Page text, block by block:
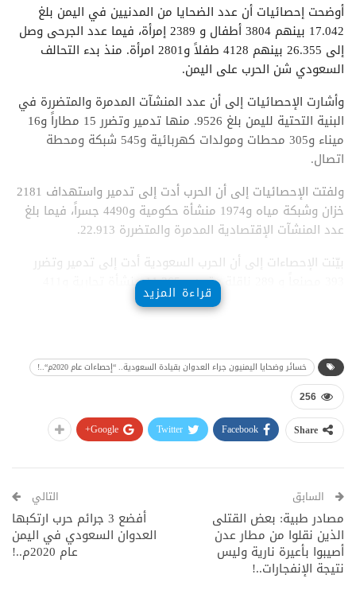
أوضحت إحصائيات أن عدد الضحايا من المدنيين في اليمن بلغ
17.042 بينهم 3804 أطفال و 2389 إمرأة، فيما عدد الجرحى وصل
إلى 26.355 بينهم 4128 طفلاً و2801 امرأة. منذ بدء التحالف
السعودي شن الحرب على اليمن.
وأشارت الإحصائيات إلى أن عدد المنشآت المدمرة والمتضررة في
البنية التحتية لليمن بلغ 9526. منها تدمير وتضرر 15 مطاراً و16
ميناء و305 محطات ومولدات كهربائية و545 شبكة ومحطة
اتصال.
ولفتت الإحصائيات إلى أن الحرب أدت إلى تدمير واستهداف 2181
خزان وشبكة مياه و1974 منشأة حكومية و4490 جسراً، فيما بلغ
عدد المنشآت الإقتصادية المدمرة والمتضررة 22.913.
بيّنت الإحصاءات إلى أن الحرب السعودية أدت إلى تدمير وتضرر
سياحية و389 مستشفى ومرفقاً صحياً.
قراءة المزيد
خسائر وضحايا اليمنيون جراء العدوان بقيادة السعودية.. “إحصاءات عام 2020م“..!
256
Share
Facebook
Twitter
Google+
السابق
مصادر طبية: بعض القتلى
الذين نقلوا من مطار عدن
أصيبوا بأعيرة نارية وليس
نتيجة الإنفجارات..!
التالي
أفضع 3 جرائم حرب ارتكبها
العدوان السعودي في اليمن
عام 2020م..!